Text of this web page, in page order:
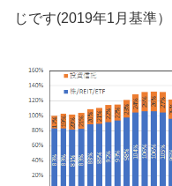
じです(2019年1月基準）